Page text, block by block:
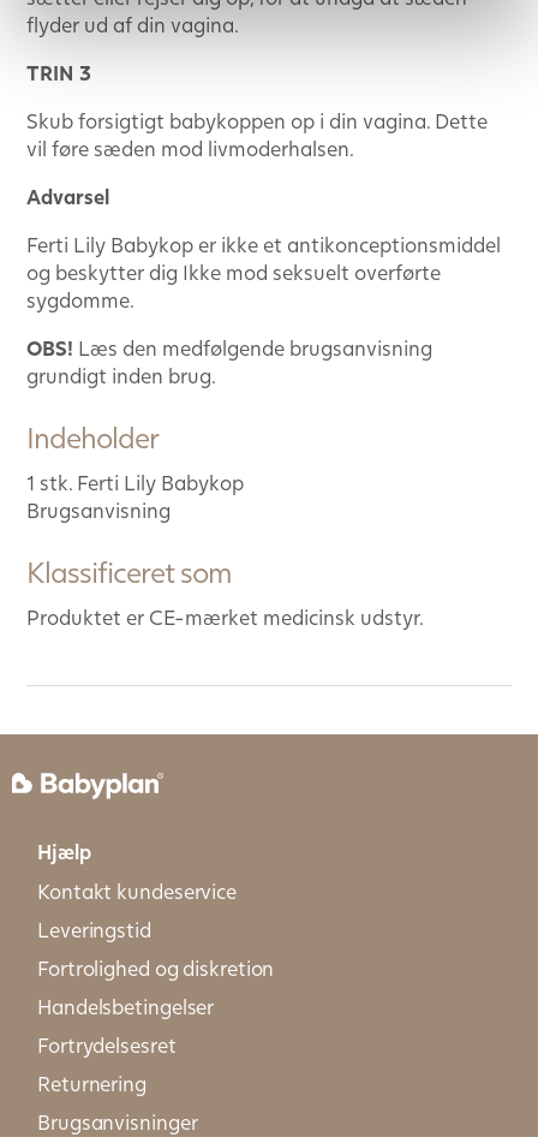
flyder ud af din vagina.
TRIN 3
Skub forsigtigt babykoppen op i din vagina. Dette
vil føre sæden mod livmoderhalsen.
Advarsel
Ferti Lily Babykop er ikke et antikonceptionsmiddel
og beskytter dig Ikke mod seksuelt overførte
sygdomme.
OBS! Læs den medfølgende brugsanvisning
grundigt inden brug.
Indeholder
1 stk. Ferti Lily Babykop
Brugsanvisning
Klassificeret som
Produktet er CE-mærket medicinsk udstyr.
Hjælp
Kontakt kundeservice
Leveringstid
Fortrolighed og diskretion
Handelsbetingelser
Fortrydelsesret
Returnering
Brugsanvisninger